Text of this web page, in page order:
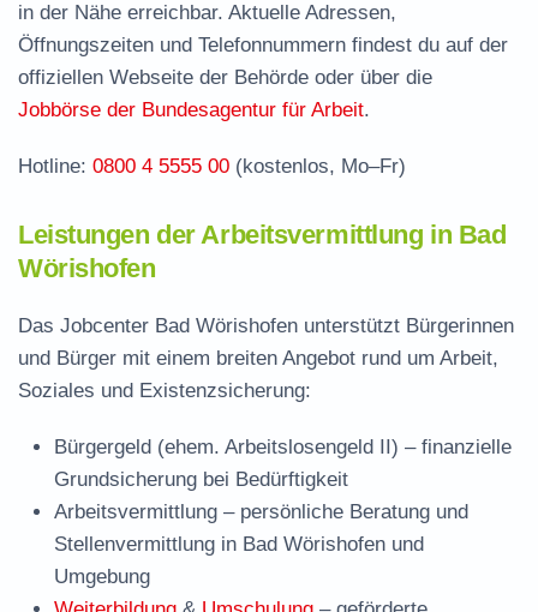
Jobcenter Unterallgäu – zuständige Stelle
Stellenangebote und Jobbörse in Bad
Wörishofen
in der Nähe erreichbar. Aktuelle Adressen,
Öffnungszeiten und Telefonnummern findest du auf der
offiziellen Webseite der Behörde oder über die
Jobbörse der Bundesagentur für Arbeit.
Hotline: 0800 4 5555 00 (kostenlos, Mo–Fr)
Leistungen der Arbeitsvermittlung in Bad
Wörishofen
Das Jobcenter Bad Wörishofen unterstützt Bürgerinnen
und Bürger mit einem breiten Angebot rund um Arbeit,
Soziales und Existenzsicherung:
Bürgergeld (ehem. Arbeitslosengeld II) – finanzielle
Grundsicherung bei Bedürftigkeit
Arbeitsvermittlung – persönliche Beratung und
Stellenvermittlung in Bad Wörishofen und
Umgebung